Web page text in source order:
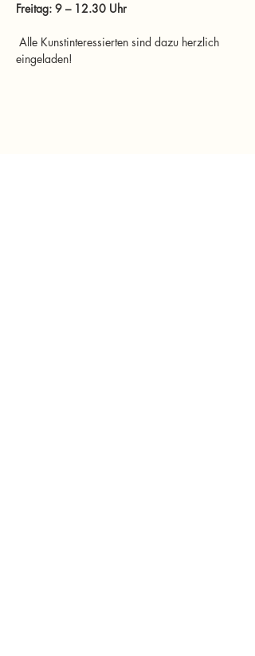
Freitag: 9 – 12.30 Uhr
Alle Kunstinteressierten sind dazu herzlich
eingeladen!